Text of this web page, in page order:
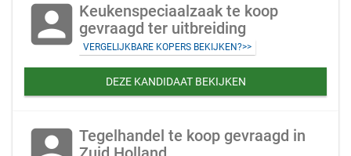
account_box Keukenspeciaalzaak te koop
gevraagd ter uitbreiding
VERGELIJKBARE KOPERS BEKIJKEN?>>
DEZE KANDIDAAT BEKIJKEN
Tegelhandel te koop gevraagd in